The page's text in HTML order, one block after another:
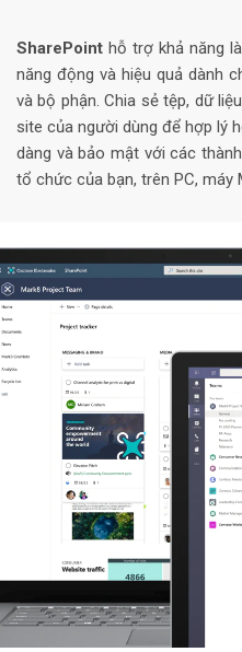
SharePoint hỗ trợ khả năng
năng động và hiệu quả dành
và bộ phận. Chia sẻ tệp, dữ
site của người dùng để hợp lý
dàng và bảo mật với các
tổ chức của bạn, trên PC, máy